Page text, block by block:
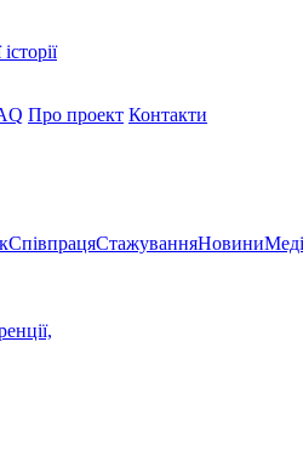
Про проект Контакти
СпівпрацяСтажуванняНовини